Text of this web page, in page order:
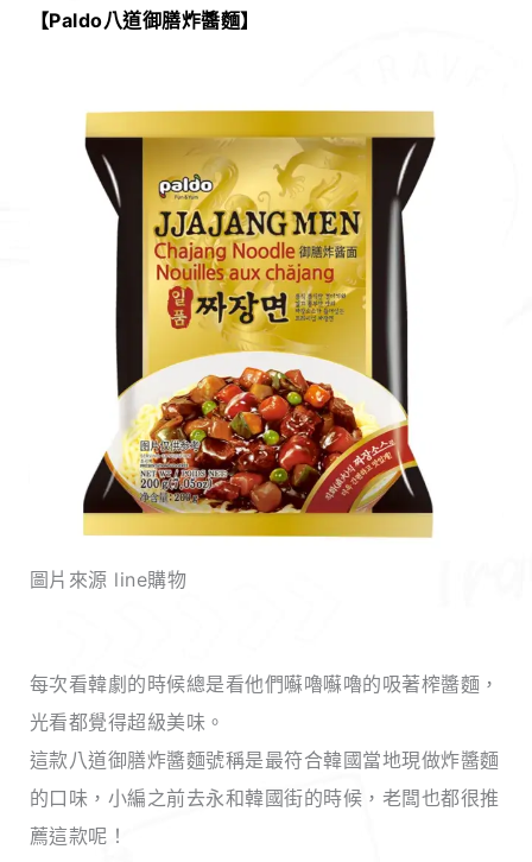
【Paldo八道御膳炸醬麵】
圖片來源 line購物
每次看韓劇的時候總是看他們囌嚕囌嚕的吸著榨醬麵，
光看都覺得超級美味。
這款八道御膳炸醬麵號稱是最符合韓國當地現做炸醬麵
的口味，小編之前去永和韓國街的時候，老闆也都很推
薦這款呢！